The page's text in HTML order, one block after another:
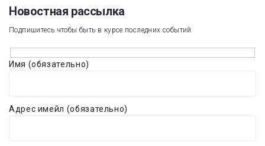
Новостная рассылка​
Подпишитесь чтобы быть в курсе последних событий
Имя (обязательно)
Адрес имейл (обязательно)